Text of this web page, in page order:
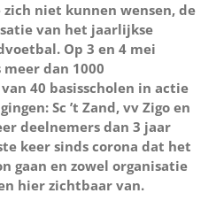
niet kunnen wensen, de
van het jaarlijkse
Op 3 en 4 mei
dan 1000
40 basisscholen in actie
Sc ’t Zand, vv Zigo en
deelnemers dan 3 jaar
keer sinds corona dat het
gaan en zowel organisatie
hier zichtbaar van.